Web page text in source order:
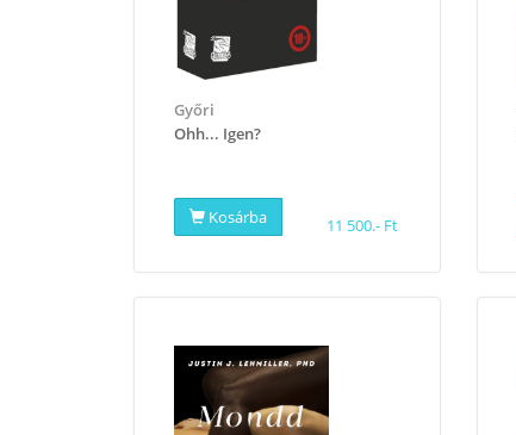
Győri
Ohh... Igen?
Kosárba 11 500.- Ft